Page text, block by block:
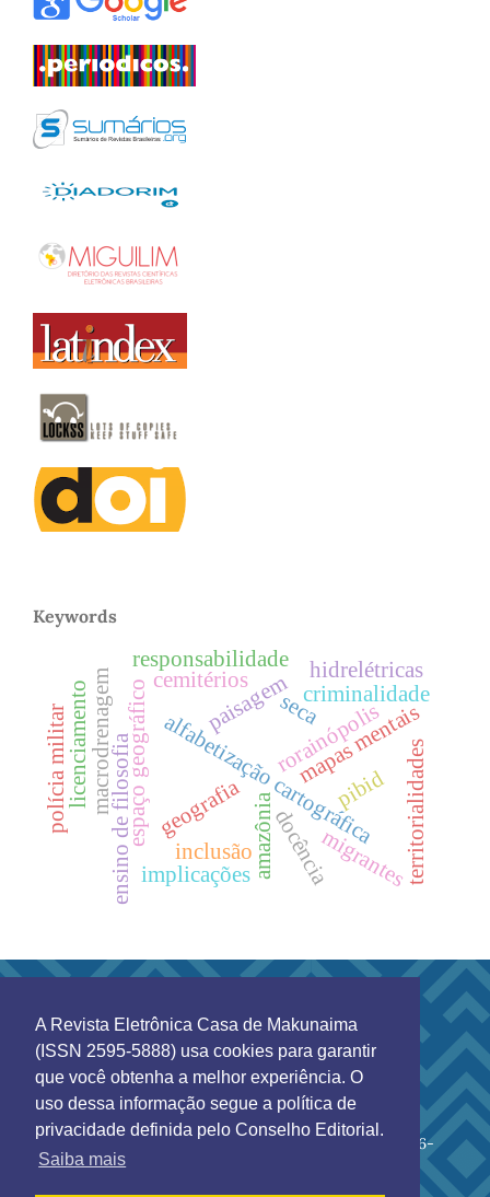
A Revista Eletrônica Casa de Makunaima
(ISSN 2595-5888) usa cookies para garantir
que você obtenha a melhor experiência. O
uso dessa informação segue a política de
privacidade definida pelo Conselho Editorial.
Saiba mais
Keywords
alfabetização cartográfica
mapas mentais
espaço geográficogeografia
paisagem
amazônia
ensino de filosofia docência
pibid
macrodrenagem
licenciamento
responsabilidade
implicações
polícia militar
criminalidade
inclusão
hidrelétricas
migrantes
rorainópolis
territorialidades
cemitérios
seca
Esta obra está licenciada sob a
Creative Commons
Atribuição 4.0 Internacional.
Revista Eletrônica Casa de Makunaima (ISSN 2595-
5888)
Rua 7 de setembro 231 - Bairro Canarinho CEP. 69306-
530